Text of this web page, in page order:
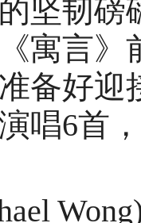
坚韧磅
寓言》
好迎
唱6首